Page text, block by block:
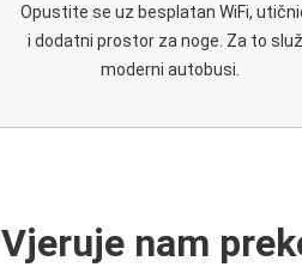
Opustite se uz besplatan WiFi,
i dodatni prostor za noge. Za to
moderni autobusi.
Vjeruje nam